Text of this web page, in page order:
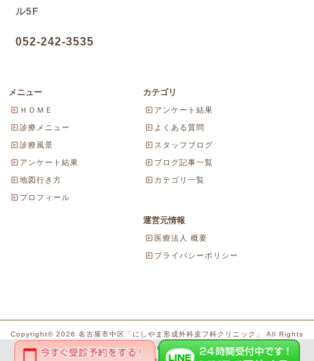
ル5F
052-242-3535
メニュー
ＨＯＭＥ
診療メニュー
診療風景
アンケート結果
地図行き方
プロフィール
カテゴリ
アンケート結果
よくある質問
スタッフブログ
ブログ記事一覧
カテゴリ一覧
運営元情報
医療法人 概要
プライバシーポリシー
Copyright© 2026 名古屋市中区「にしやま形成外科皮フ科クリニック」 All Rights
Reserved.